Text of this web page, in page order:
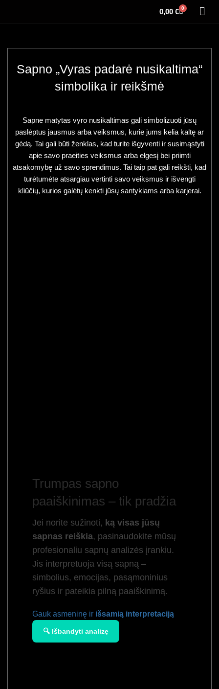
0,00 € 0
Sapno „Vyras padarė nusikaltima“
simbolika ir reikšmė
Sapne matytas vyro nusikaltimas gali simbolizuoti jūsų
paslėptus jausmus arba veiksmus, kurie jums kelia kaltę ar
gėdą. Tai gali būti ženklas, kad turite išgyventi ir susimąstyti
apie savo praeities veiksmus arba elgesį bei priimti
atsakomybę už savo sprendimus. Tai taip pat gali reikšti, kad
turėtumėte atsargiau vertinti savo veiksmus ir išvengti
kliūčių, kurios galėtų kenkti jūsų santykiams arba karjerai.
Trumpas sapno
paaiškinimas – tik pradžia
Jei norite sužinoti, ką visas jūsų
sapnas reiškia, pasinaudokite mūsų
profesionaliu sapnų analizės įrankiu.
Jis interpretuoja visą sapną –
simbolius, emocijas, pasąmoninius
ryšius ir pateikia pilną paaiškinimą.
Gauk asmeninę ir išsamią interpretaciją
🔍 Išbandyti analizę